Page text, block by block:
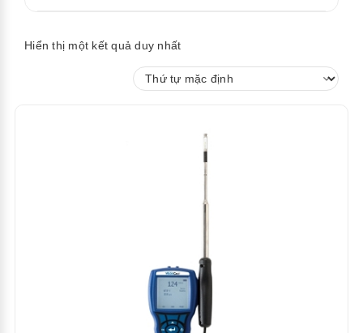
Hiển thị một kết quả duy nhất